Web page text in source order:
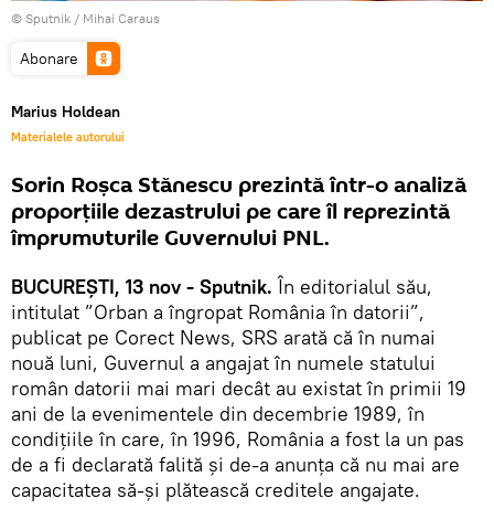
© Sputnik / Mihai Caraus
Abonare
Marius Holdean
Materialele autorului
Sorin Roșca Stănescu prezintă într-o analiză
proporțiile dezastrului pe care îl reprezintă
împrumuturile Guvernului PNL.
BUCUREȘTI, 13 nov - Sputnik. În editorialul său,
intitulat ”Orban a îngropat România în datorii”,
publicat pe Corect News, SRS arată că în numai
nouă luni, Guvernul a angajat în numele statului
român datorii mai mari decât au existat în primii 19
ani de la evenimentele din decembrie 1989, în
condițiile în care, în 1996, România a fost la un pas
de a fi declarată falită și de-a anunța că nu mai are
capacitatea să-și plătească creditele angajate.